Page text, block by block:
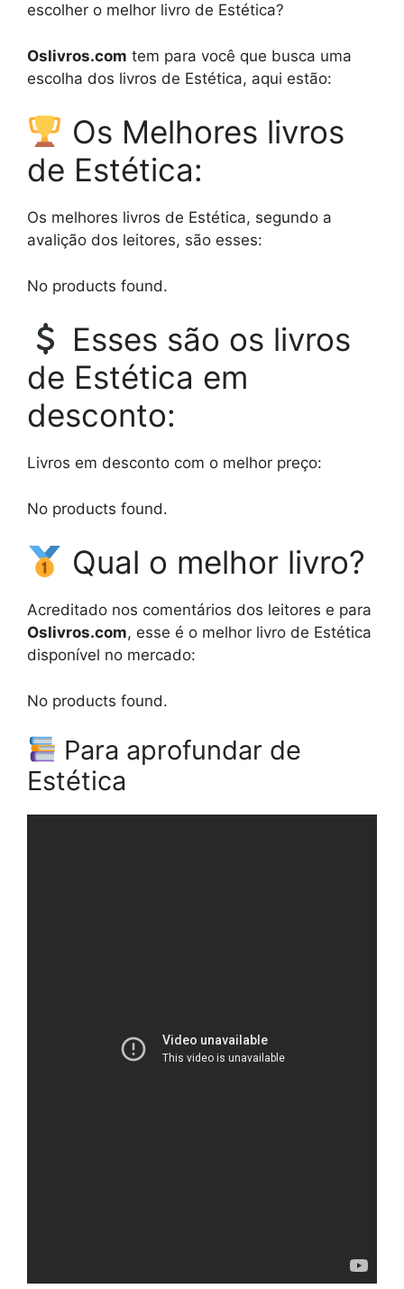
escolher o melhor livro de Estética?
Oslivros.com tem para você que busca uma
escolha dos livros de Estética, aqui estão:
Os Melhores livros
de Estética:
Os melhores livros de Estética, segundo a
avalição dos leitores, são esses:
No products found.
Esses são os livros
de Estética em
desconto:
Livros em desconto com o melhor preço:
No products found.
Qual o melhor livro?
Acreditado nos comentários dos leitores e para
Oslivros.com, esse é o melhor livro de Estética
disponível no mercado:
No products found.
Para aprofundar de
Estética